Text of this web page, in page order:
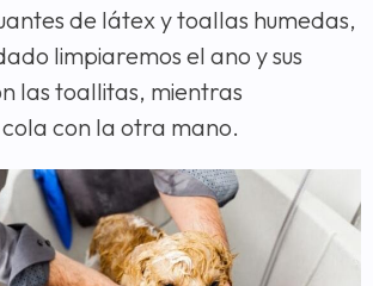
de látex y toallas humedas,
limpiaremos el ano y sus
las toallitas, mientras
con la otra mano.